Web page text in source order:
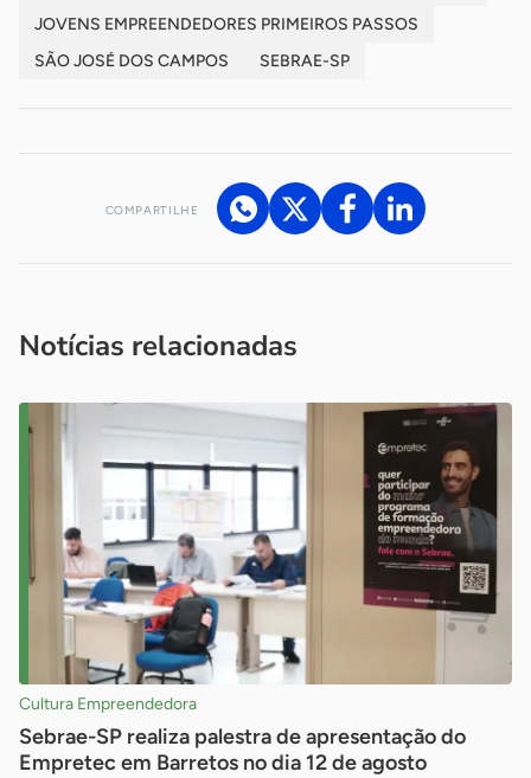
JOVENS EMPREENDEDORES PRIMEIROS PASSOS
SÃO JOSÉ DOS CAMPOS
SEBRAE-SP
COMPARTILHE
Notícias relacionadas
Cultura Empreendedora
Sebrae-SP realiza palestra de apresentação do
Empretec em Barretos no dia 12 de agosto